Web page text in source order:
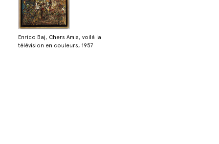
Enrico Baj, Chers Amis, voilá la
télévision en couleurs, 1957